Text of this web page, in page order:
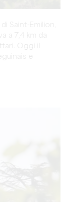
Saint-Emilion,
a 7,4 km da
Oggi il
e